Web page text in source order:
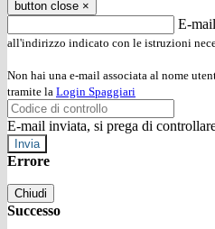
button close ×
E-mail
all'indirizzo indicato con le istruzioni
Non hai una e-mail associata al nome
tramite la Login Spaggiari
E-mail inviata, si prega di
Errore
Chiudi
Successo